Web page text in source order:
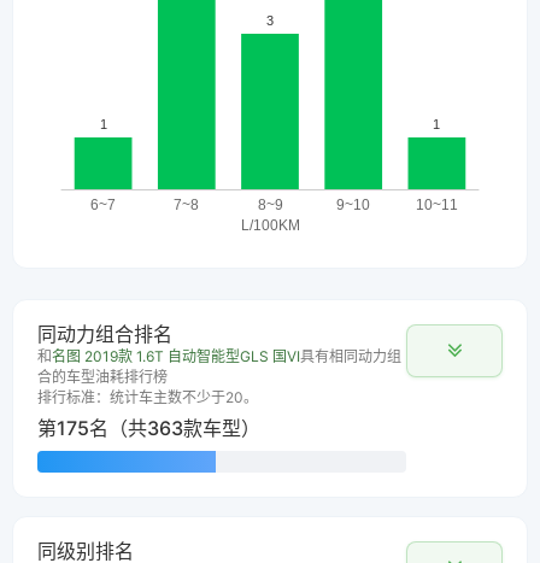
同动力组合排名
和名图 2019款 1.6T 自动智能型GLS 国VI具有相同动力组
合的车型油耗排行榜
排行标准：统计车主数不少于20。
第175名（共363款车型）
同级别排名